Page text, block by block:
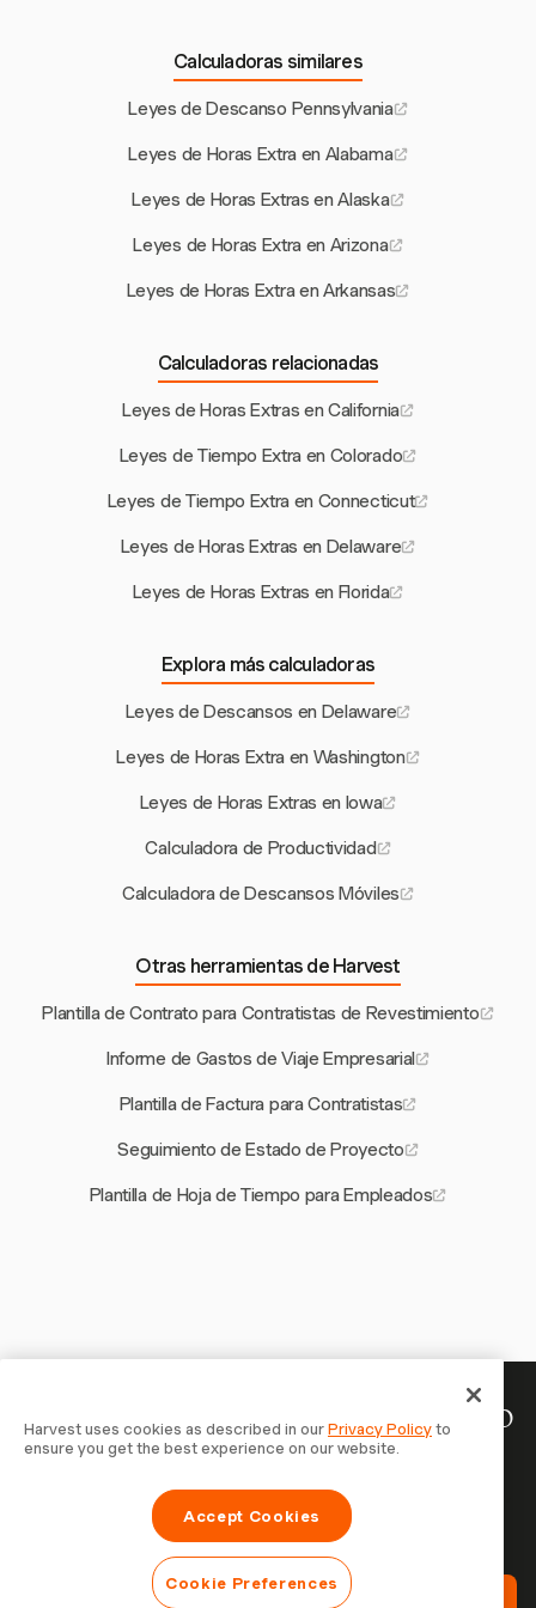
Calculadoras similares
Leyes de Descanso Pennsylvania
Leyes de Horas Extra en Alabama
Leyes de Horas Extras en Alaska
Leyes de Horas Extra en Arizona
Leyes de Horas Extra en Arkansas
Calculadoras relacionadas
Leyes de Horas Extras en California
Leyes de Tiempo Extra en Colorado
Leyes de Tiempo Extra en Connecticut
Leyes de Horas Extras en Delaware
Leyes de Horas Extras en Florida
Explora más calculadoras
Leyes de Descansos en Delaware
Leyes de Horas Extra en Washington
Leyes de Horas Extras en Iowa
Calculadora de Productividad
Calculadora de Descansos Móviles
Otras herramientas de Harvest
Plantilla de Contrato para Contratistas de Revestimiento
Informe de Gastos de Viaje Empresarial
Plantilla de Factura para Contratistas
Seguimiento de Estado de Proyecto
Plantilla de Hoja de Tiempo para Empleados
Tu tiempo merece ser registrado
— empieza ahora
Únete a más de 70.000 empresas que registran tiempo,
facturan a clientes y cobran más rápido con Harvest.
Prueba Harvest Gratis
Harvest uses cookies as described in ourPrivacy Policyto
ensure you get the best experience on our website.
Accept Cookies
Cookie Preferences